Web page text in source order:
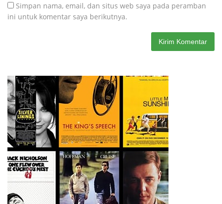
Simpan nama, email, dan situs web saya pada peramban
ini untuk komentar saya berikutnya.